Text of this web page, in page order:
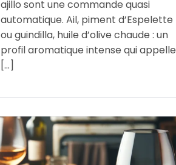
ajillo sont une commande quasi
automatique. Ail, piment d’Espelette
ou guindilla, huile d’olive chaude : un
profil aromatique intense qui appelle
[…]